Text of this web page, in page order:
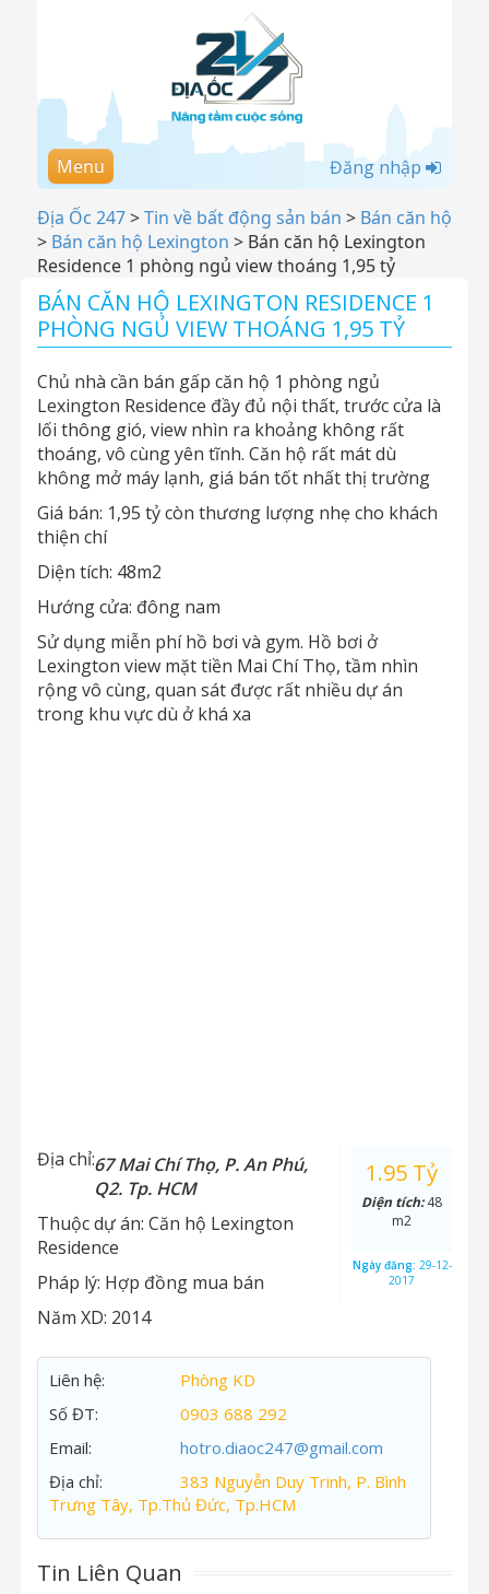
Menu Đăng nhập
Địa Ốc 247>Tin về bất động sản bán > Bán căn hộ
> Bán căn hộ Lexington > Bán căn hộ Lexington
Residence 1 phòng ngủ view thoáng 1,95 tỷ
BÁN CĂN HỘ LEXINGTON RESIDENCE 1
PHÒNG NGỦ VIEW THOÁNG 1,95 TỶ
Chủ nhà cần bán gấp căn hộ 1 phòng ngủ
Lexington Residence đầy đủ nội thất, trước cửa là
lối thông gió, view nhìn ra khoảng không rất
thoáng, vô cùng yên tĩnh. Căn hộ rất mát dù
không mở máy lạnh, giá bán tốt nhất thị trường
Giá bán: 1,95 tỷ còn thương lượng nhẹ cho khách
thiện chí
Diện tích: 48m2
Hướng cửa: đông nam
Sử dụng miễn phí hồ bơi và gym. Hồ bơi ở
Lexington view mặt tiền Mai Chí Thọ, tầm nhìn
rộng vô cùng, quan sát được rất nhiều dự án
trong khu vực dù ở khá xa
Địa chỉ:67 Mai Chí Thọ, P. An Phú,
Q2. Tp. HCM
Thuộc dự án: Căn hộ Lexington
Residence
Pháp lý: Hợp đồng mua bán
Năm XD: 2014
1.95 Tỷ
Diện tích:48
m2
Ngày đăng: 29-12-
2017
Liên hệ:
Phòng KD
Số ĐT:
0903 688 292
Email:
hotro.diaoc247@gmail.com
Địa chỉ:
383 Nguyễn Duy Trinh, P. Bình
Trưng Tây, Tp.Thủ Đức, Tp.HCM
Tin Liên Quan